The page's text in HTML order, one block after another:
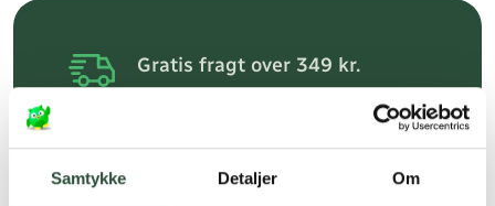
Samtykke Detaljer Om
Gratis fragt over 349 kr.
Personlig rådgivning
Få hjælp til din webordre